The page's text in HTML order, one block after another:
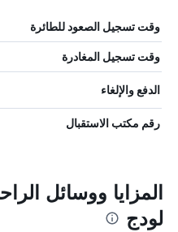
وقت تسجيل الصعود للطائرة
وقت تسجيل المغادرة
الدفع والإلغاء
رقم مكتب الاستقبال
المزايا ووسائل
لودج